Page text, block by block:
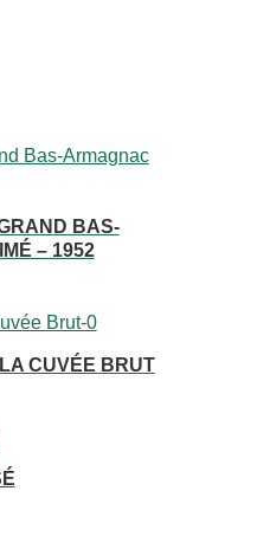
BAS-
– 1952
CUVÉE BRUT